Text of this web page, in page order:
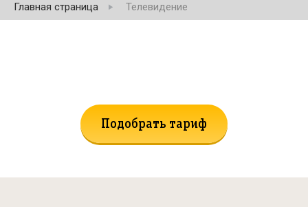
Главная страница Телевидение
Подобрать тариф